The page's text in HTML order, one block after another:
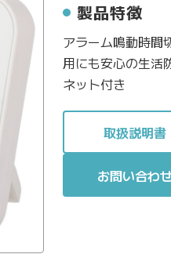
製品特徴
アラーム鳴動時
用にも安心の生活
ネット付き
取扱説明書
お問い合わ